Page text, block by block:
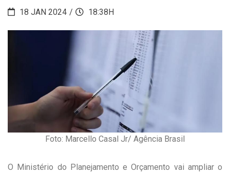
18 JAN 2024 18:38H
Foto: Marcello Casal Jr/ Agência Brasil
O Ministério do Planejamento e Orçamento vai ampliar o